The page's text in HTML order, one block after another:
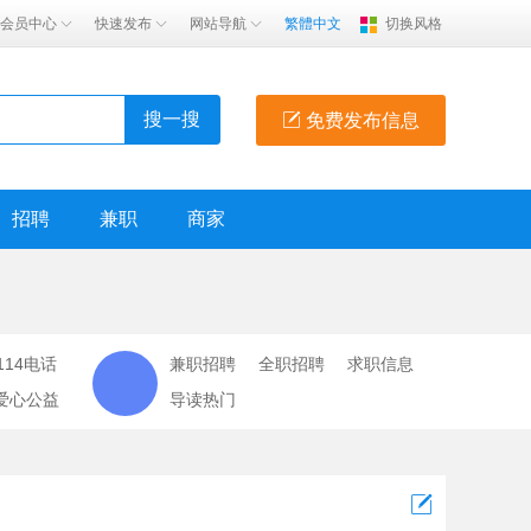
会员中心 快速发布 网站导航 繁體中文 切换风格
免费发布信息
搜一搜
招聘 兼职 商家
电话
心公益
兼职招聘 全职招聘
求职信息
导读热门